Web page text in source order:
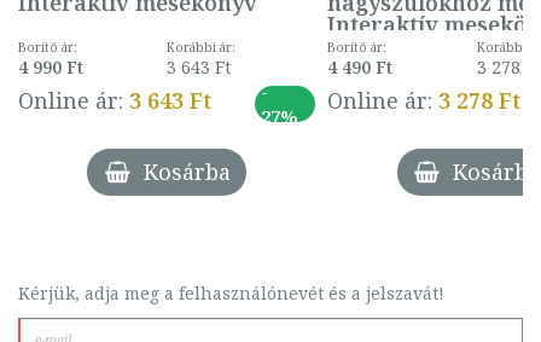
Borító ár:
4 990 Ft
Korábbi ár:
3 643 Ft
Online ár: 3 643 Ft
-
27%
Kosárba
Interaktív
Borító ár:
4 490 Ft
Korábbi
3 278 Ft
Online ár: 3 278 Ft
Kosárba
Kérjük, adja meg a felhasználónevét és a jelszavát!